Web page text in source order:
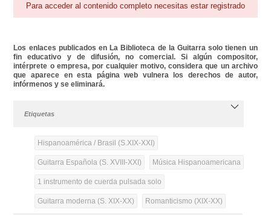
Para acceder al contenido completo necesitas estar registrado
Los enlaces publicados en La Biblioteca de la Guitarra solo tienen un
fin educativo y de difusión, no comercial. Si algún compositor,
intérprete o empresa, por cualquier motivo, considera que un archivo
que aparece en esta página web vulnera los derechos de autor,
infórmenos y se eliminará.
Etiquetas
Hispanoamérica / Brasil (S.XIX-XXI)
Guitarra Española (S. XVIII-XXI) Música Hispanoamericana
1 instrumento de cuerda pulsada solo
Guitarra moderna (S. XIX-XX) Romanticismo (XIX-XX)